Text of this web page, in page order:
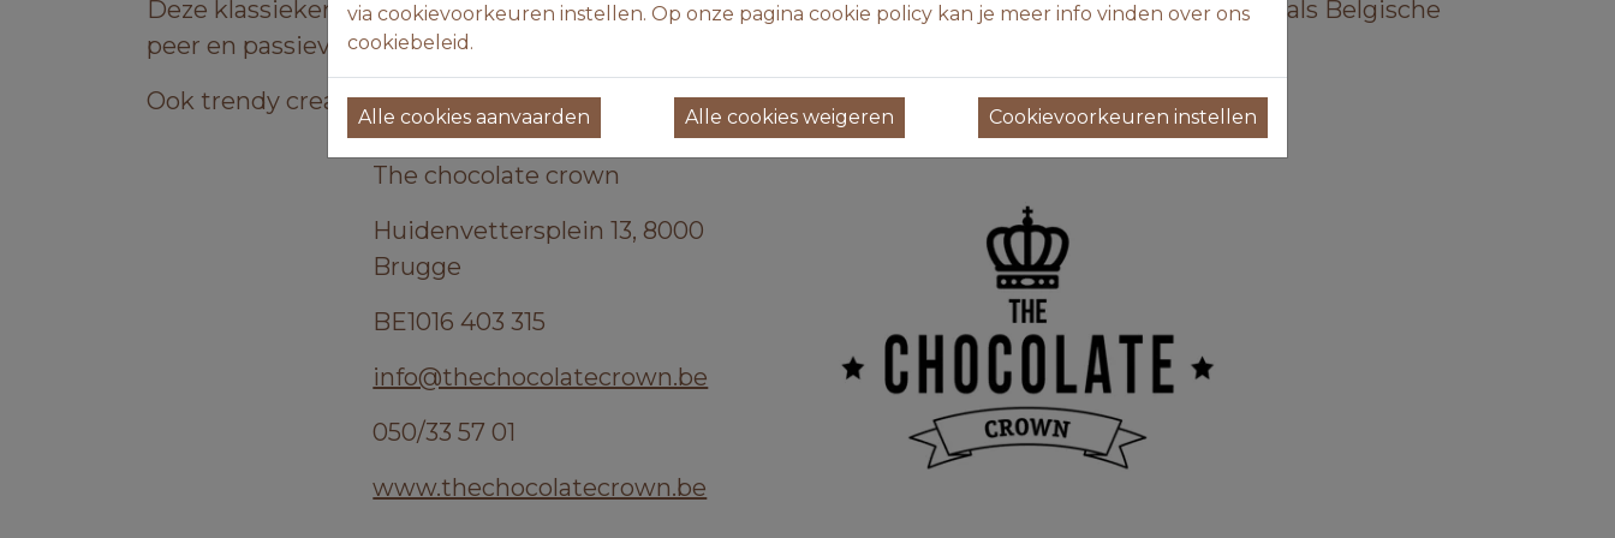
Deze klassieker worden aangevuld met een mooi gamma moderne pralines. Unieke vullingen zoals Belgische
peer en passievruchtcaramel trekken veel aandacht.
Ook trendy creaties zoals de populaire Dubai bar maken deel uit van het vaste aanbod.
The chocolate crown
Huidenvettersplein 13, 8000
Brugge
BE1016 403 315
info@thechocolatecrown.be
050/33 57 01
www.thechocolatecrown.be
via cookievoorkeuren instellen. Op onze pagina cookie policy kan je meer info vinden over ons
cookiebeleid.
Alle cookies aanvaarden Alle cookies weigeren Cookievoorkeuren instellen